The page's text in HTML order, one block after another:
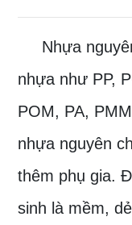
Nhựa
nhựa như PP,
POM, PA,
nhựa nguyên
thêm phụ gia.
sinh là mềm,